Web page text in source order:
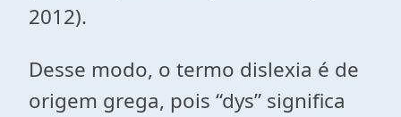
2012).
Desse modo, o termo dislexia é de
origem grega, pois “dys” significa